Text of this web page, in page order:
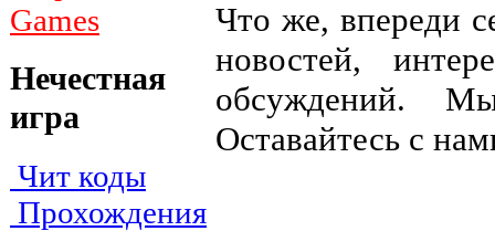
Games
Нечестная
игра
Чит коды
Прохождения
Что же, впереди
новостей,
обсуждений.
Оставайтесь с